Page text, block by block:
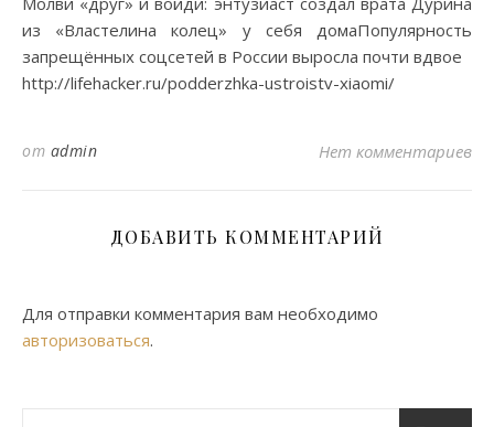
из «Властелина колец» у себя домаПопулярность
запрещённых соцсетей в России выросла почти вдвое
http://lifehacker.ru/podderzhka-ustroistv-xiaomi/
от admin Нет комментариев
ДОБАВИТЬ КОММЕНТАРИЙ
Для отправки комментария вам необходимо
авторизоваться.